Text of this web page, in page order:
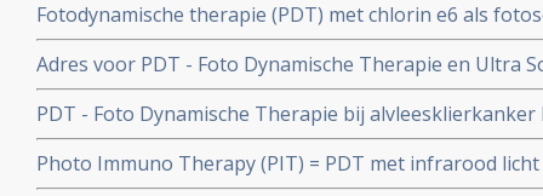
Fotodynamische therapie (PDT) met chlorin e6 als
resultaten in doden van het Human Papilloma Virus bij
baarmoederkanker gerelateerd aan het HPV virus.
Adres voor PDT - Foto Dynamische Therapie en Ultra
Medical in Duitsland
PDT - Foto Dynamische Therapie bij
combinatie met andere behandelingen, waaronder
reviewstudie
Photo Immuno Therapy (PIT) = PDT met infrarood
immuuntherapie voor solide tumoren al of niet in